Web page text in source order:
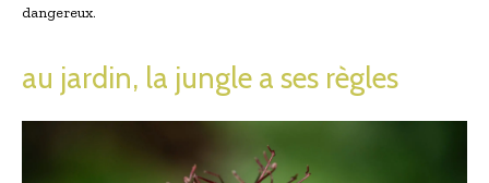
dangereux.
au jardin, la jungle a ses règles